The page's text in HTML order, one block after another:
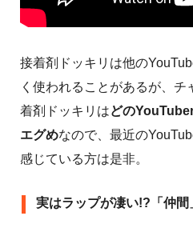
接着剤ドッキリは他の
く使われることがあるが、
着剤ドッキリはどの
エグめなので、最近の
感じている方は是非。
実はラップが凄い!?「仲間